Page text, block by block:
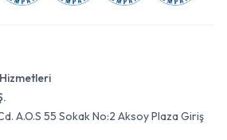
A.O.S 55 Sokak No:2 Aksoy Plaza Giriş